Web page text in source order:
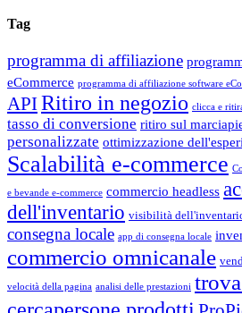
Tag
programma di affiliazione
eCommerce programma di affiliazione software
APIRitiro in negozio clicca e
tasso di conversione ritiro sul
personalizzate ottimizzazione
Scalabilità e-commerce
e bevande e-commerce commercio headless
dell'inventario visibilità
consegna locale app di consegna locale
commercio omnicanale
velocità della pagina analisi delle prestazioni